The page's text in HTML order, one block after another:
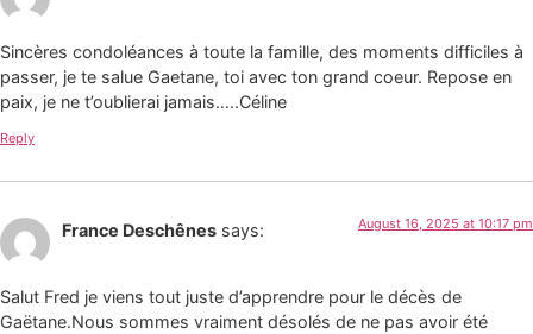
Sincères condoléances à toute la famille, des moments difficiles à
passer, je te salue Gaetane, toi avec ton grand coeur. Repose en
paix, je ne t’oublierai jamais…..Céline
Reply
France Deschênes says: August 16, 2025 at 10:17 pm
Salut Fred je viens tout juste d’apprendre pour le décès de
Gaëtane.Nous sommes vraiment désolés de ne pas avoir été